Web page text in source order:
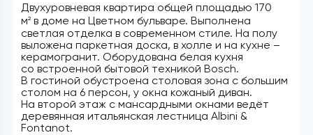
Двухуровневая квартира общей площадью 170
м2 в доме на Цветном бульваре. Выполнена
светлая отделка в современном стиле. На полу
выложена паркетная доска, в холле и на кухне –
керамогранит. Оборудована белая кухня
со встроенной бытовой техникой Bosch.
В гостиной обустроена столовая зона с большим
столом на 6 персон, у окна кожаный диван.
На второй этаж с мансардными окнами ведёт
деревянная итальянская лестница Albini &
Fontanot.